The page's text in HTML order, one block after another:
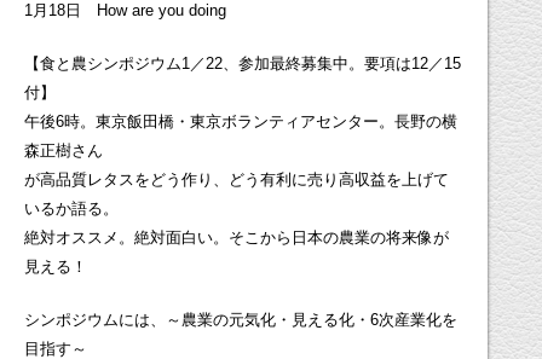
1月18日 How are you doing
【食と農シンポジウム1／22、参加最終募集中。要項は12／15
付】
午後6時。東京飯田橋・東京ボランティアセンター。長野の横
森正樹さん
が高品質レタスをどう作り、どう有利に売り高収益を上げて
いるか語る。
絶対オススメ。絶対面白い。そこから日本の農業の将来像が
見える！
シンポジウムには、～農業の元気化・見える化・6次産業化を
目指す～